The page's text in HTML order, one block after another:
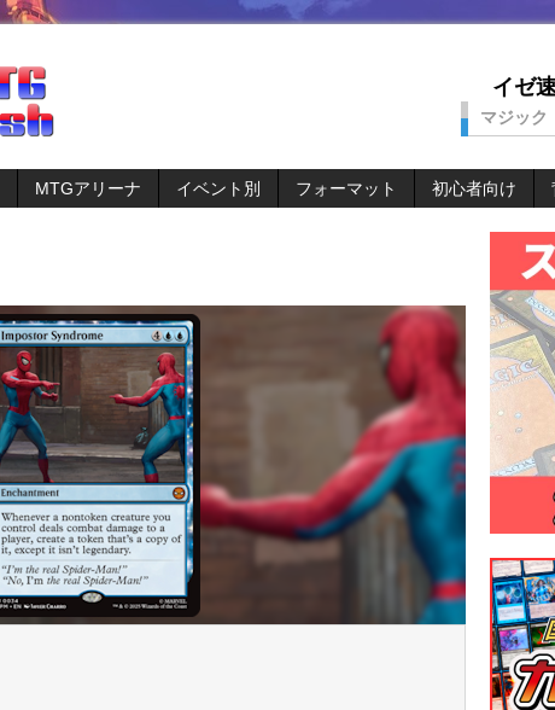
イゼ
マジック
MTGアリーナ イベント別 フォーマット 初心者向け